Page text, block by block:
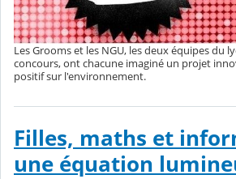
Les Grooms et les NGU, les deux équipes du
concours, ont chacune imaginé un projet
positif sur l'environnement.
Filles, maths et
une équation